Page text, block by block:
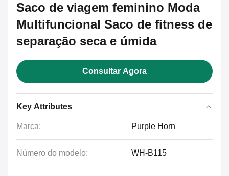
Saco de viagem feminino Moda
Multifuncional Saco de fitness de
separação seca e úmida
Consultar Agora
Key Attributes
Marca: Purple Horn
Número do modelo: WH-B115